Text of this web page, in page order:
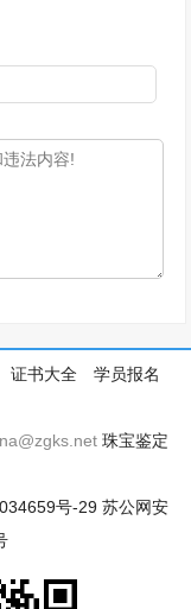
证书大全
学员报名
珠宝鉴定
号-29 苏公网安